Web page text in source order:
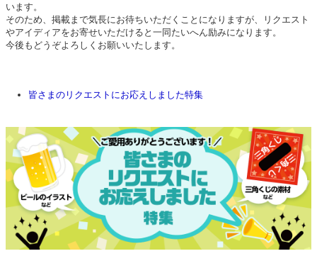
います。
そのため、掲載まで気長にお待ちいただくことになりますが、リクエスト
やアイディアをお寄せいただけると一同たいへん励みになります。
今後もどうぞよろしくお願いいたします。
皆さまのリクエストにお応えしました特集